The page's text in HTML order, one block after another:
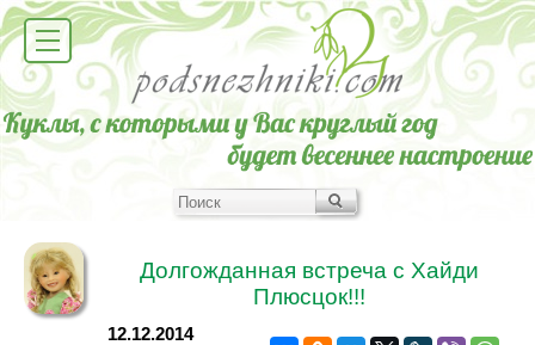
Долгожданная встреча с Хайди
Плюсцок!!!
12.12.2014